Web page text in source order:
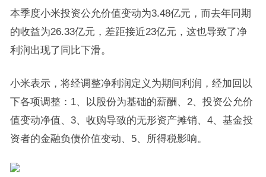
本季度小米投资公允价值变动为3.48亿元，而去年同期
的收益为26.33亿元，差距接近23亿元，这也导致了净
利润出现了同比下滑。
小米表示，将经调整净利润定义为期间利润，经加回以
下各项调整：1、以股份为基础的薪酬、2、投资公允价
值变动净值、3、收购导致的无形资产摊销、4、基金投
资者的金融负债价值变动、5、所得税影响。